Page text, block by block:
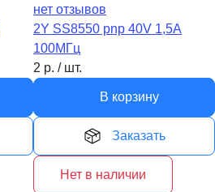
нет отзывов
2Y SS8550 pnp 40V 1,5A
100МГц
2 р. / шт.
В корзину
Заказать
Нет в наличии